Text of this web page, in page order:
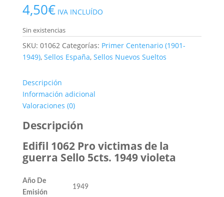
4,50€ IVA INCLUÍDO
Sin existencias
SKU: 01062 Categorías: Primer Centenario (1901-
1949), Sellos España, Sellos Nuevos Sueltos
Descripción
Información adicional
Valoraciones (0)
Descripción
Edifil 1062 Pro victimas de la
guerra Sello 5cts. 1949 violeta
Año De
Emisión
1949